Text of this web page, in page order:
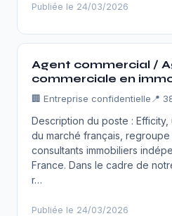
Publiée le 24/03/2026
Agent commercial /
commerciale en
🏢 Entreprise confidentielle 📍
Description du poste :
du marché français,
consultants immobiliers
France. Dans le cadre de
r…
Publiée le 24/03/2026